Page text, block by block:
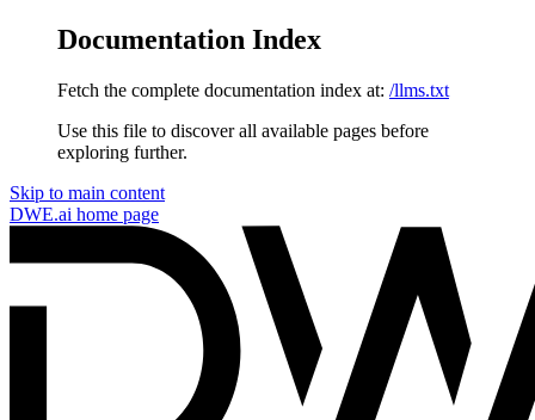
Documentation Index
Fetch the complete documentation index at: /llms.txt
Use this file to discover all available pages before
exploring further.
Skip to main content
DWE.ai home page